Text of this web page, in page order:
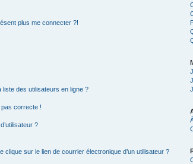
plus me connecter ?!
liste des utilisateurs en ligne ?
pas correcte !
?
clique sur le lien de courrier électronique d’un utilisateur ?